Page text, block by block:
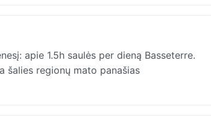
apie 1.5h saulės per dieną Basseterre.
šalies regionų mato panašias